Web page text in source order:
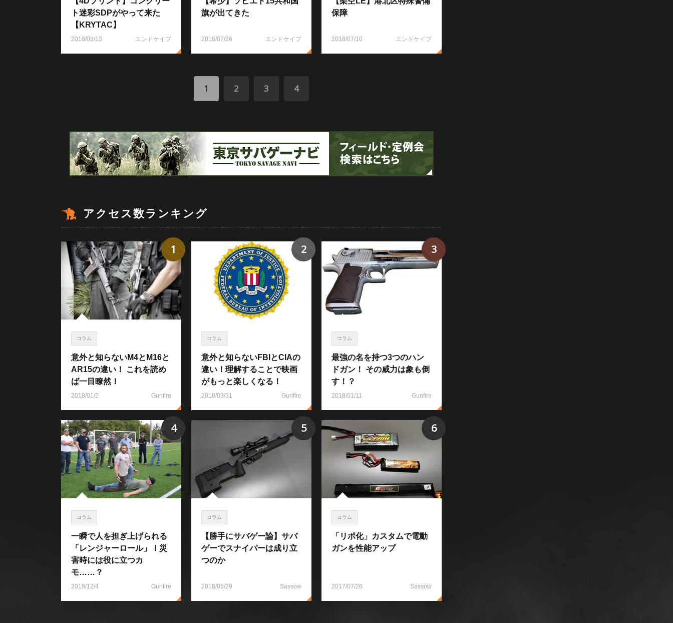
ト迷彩SDPがやって来た
【KRYTAC】
2018/08/13 エンドケイプ
旗が出てきた
2018/07/26 エンドケイプ
保障
2018/07/10 エンドケイプ
1 2 3 4
アクセス数ランキング
コラム
意外と知らないM4とM16と
AR15の違い！ これを読め
ば一目瞭然！
2018/01/2 Gunfire
1
コラム
意外と知らないFBIとCIAの
違い！理解することで映画
がもっと楽しくなる！
2018/03/31 Gunfire
2
コラム
最強の名を持つ3つのハン
ドガン！ その威力は象も倒
す！？
2018/01/11 Gunfire
3
コラム
一瞬で人を担ぎ上げられる
「レンジャーロール」！災
害時には役に立つカ
モ……？
2018/12/4 Gunfire
4
コラム
【勝手にサバゲー論】サバ
ゲーでスナイパーは成り立
つのか
2018/05/29 Sassow
5
コラム
「リポ化」カスタムで電動
ガンを性能アップ
2017/07/26 Sassow
6